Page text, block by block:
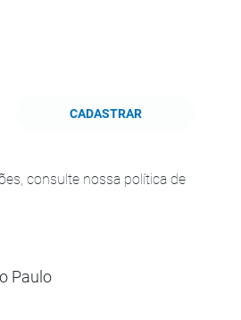
Paulo
CADASTRAR
consulte nossa política de